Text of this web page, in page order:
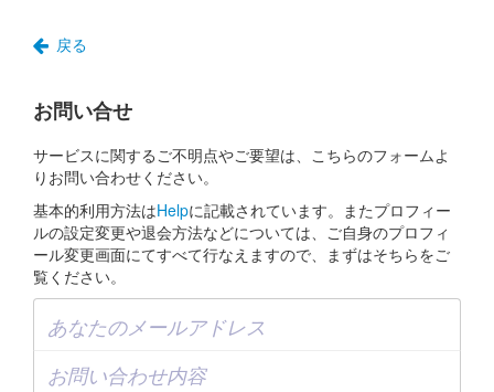
戻る
お問い合せ
サービスに関するご不明点やご要望は、こちらのフォームよ
りお問い合わせください。
基本的利用方法はHelpに記載されています。またプロフィー
ルの設定変更や退会方法などについては、ご自身のプロフィ
ール変更画面にてすべて行なえますので、まずはそちらをご
覧ください。